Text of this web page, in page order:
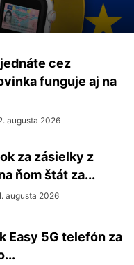
cez
funguje aj na
augusta 2026
za zásielky z
ňom štát za...
augusta 2026
Easy 5G telefón za